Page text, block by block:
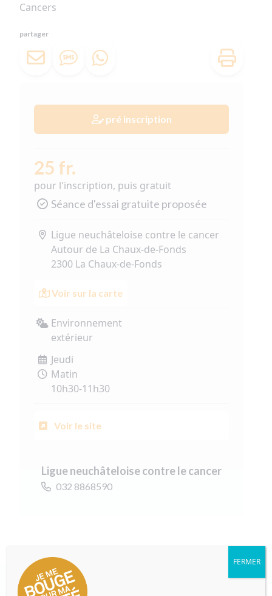
Cancers
partager
pré inscription
25 fr.
pour l'inscription, puis gratuit
Séance d'essai gratuite proposée
Ligue neuchâteloise contre le cancer
Autour de La Chaux-de-Fonds
2300 La Chaux-de-Fonds
Voir sur la carte
Environnement
extérieur
Jeudi
Matin
10h30-11h30
Voir le site
Ligue neuchâteloise contre le cancer
032 8868590
FERMER